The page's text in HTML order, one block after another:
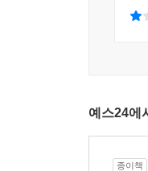
이제 당
★ 기분을
★ 마음이
★ 감정 관
예스24에
종이책